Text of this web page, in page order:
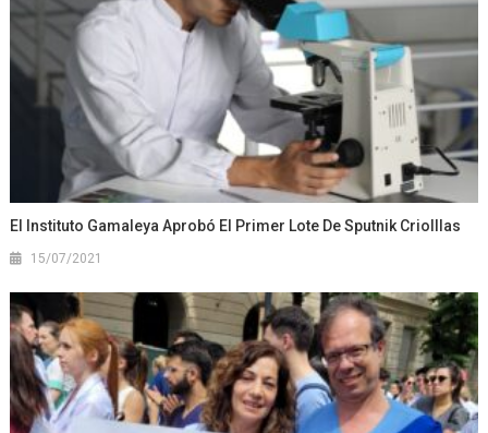
El Instituto Gamaleya Aprobó El Primer Lote De Sputnik Criolllas
15/07/2021